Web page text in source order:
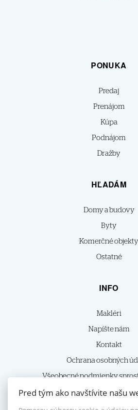
PONUKA
Predaj
Prenájom
Kúpa
Podnájom
Dražby
HĽADÁM
Domy a budovy
Byty
Komerčné objekty
Ostatné
INFO
Makléri
Napíšte nám
Kontakt
Ochrana osobných
Všeobecné podmienky
Reklamačný
Nastavenie cookies
Pred tým ako navštívite našu